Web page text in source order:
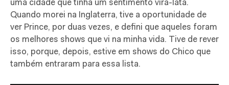
uma cidade que tinha um sentimento vira-lata.
Quando morei na Inglaterra, tive a oportunidade de
ver Prince, por duas vezes, e defini que aqueles foram
os melhores shows que vi na minha vida. Tive de rever
isso, porque, depois, estive em shows do Chico que
também entraram para essa lista.